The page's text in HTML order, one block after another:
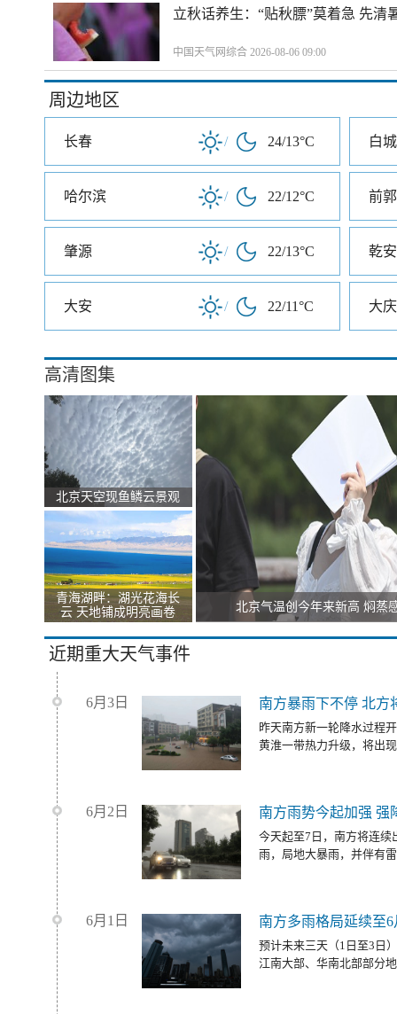
立秋话养生：“贴秋膘”莫着急 先清
中国天气网综合 2026-08-06 09:00
周边地区
长春 / 24/13°C 白城
哈尔滨 / 22/12°C 前郭
肇源 / 22/13°C 乾安
大安 / 22/11°C 大庆
高清图集
北京天空现鱼鳞云景观
青海湖畔：湖光花海长
云 天地铺成明亮画卷
北京气温创今年来新高 焖蒸
近期重大天气事件
6月3日 南方暴雨下不停 北方
昨天南方新一轮降水过程
黄淮一带热力升级，将出
6月2日 南方雨势今起加强 强
今天起至7日，南方将连续
雨，局地大暴雨，并伴有
6月1日 南方多雨格局延续至
预计未来三天（1日至3日
江南大部、华南北部部分